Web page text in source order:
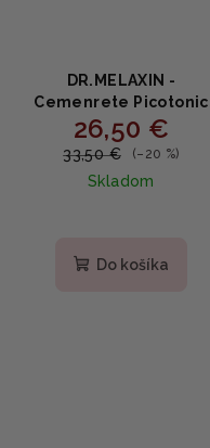
DR.MELAXIN -
Cemenrete Picotonic
Shot Pigmentation
Corrector Calcium
Cream - Korekčný krém
na pigmentáciu s
26,50 €
33,50 € (–20 %)
Skladom
Do košíka